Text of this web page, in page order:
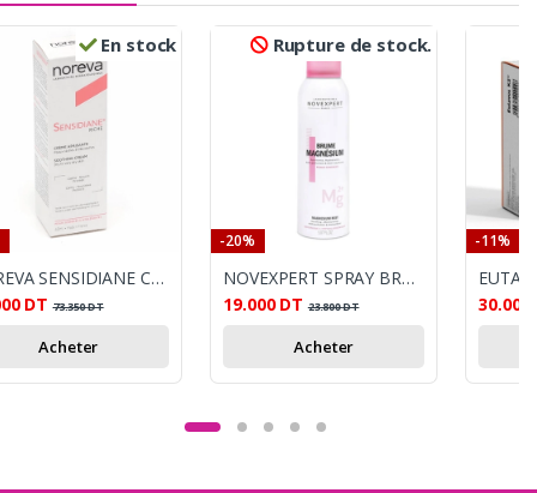
En stock
NOREVA SENSIDIANE CREME RICHE APISANTE 40ML
DT 73.350DT
Acheter
Rupture de stock.
-20%
NOVEXPERT SPRAY BRUME MAGNESIUM 150ML
19.000 DT 23.800DT
Acheter
-11%
30.000